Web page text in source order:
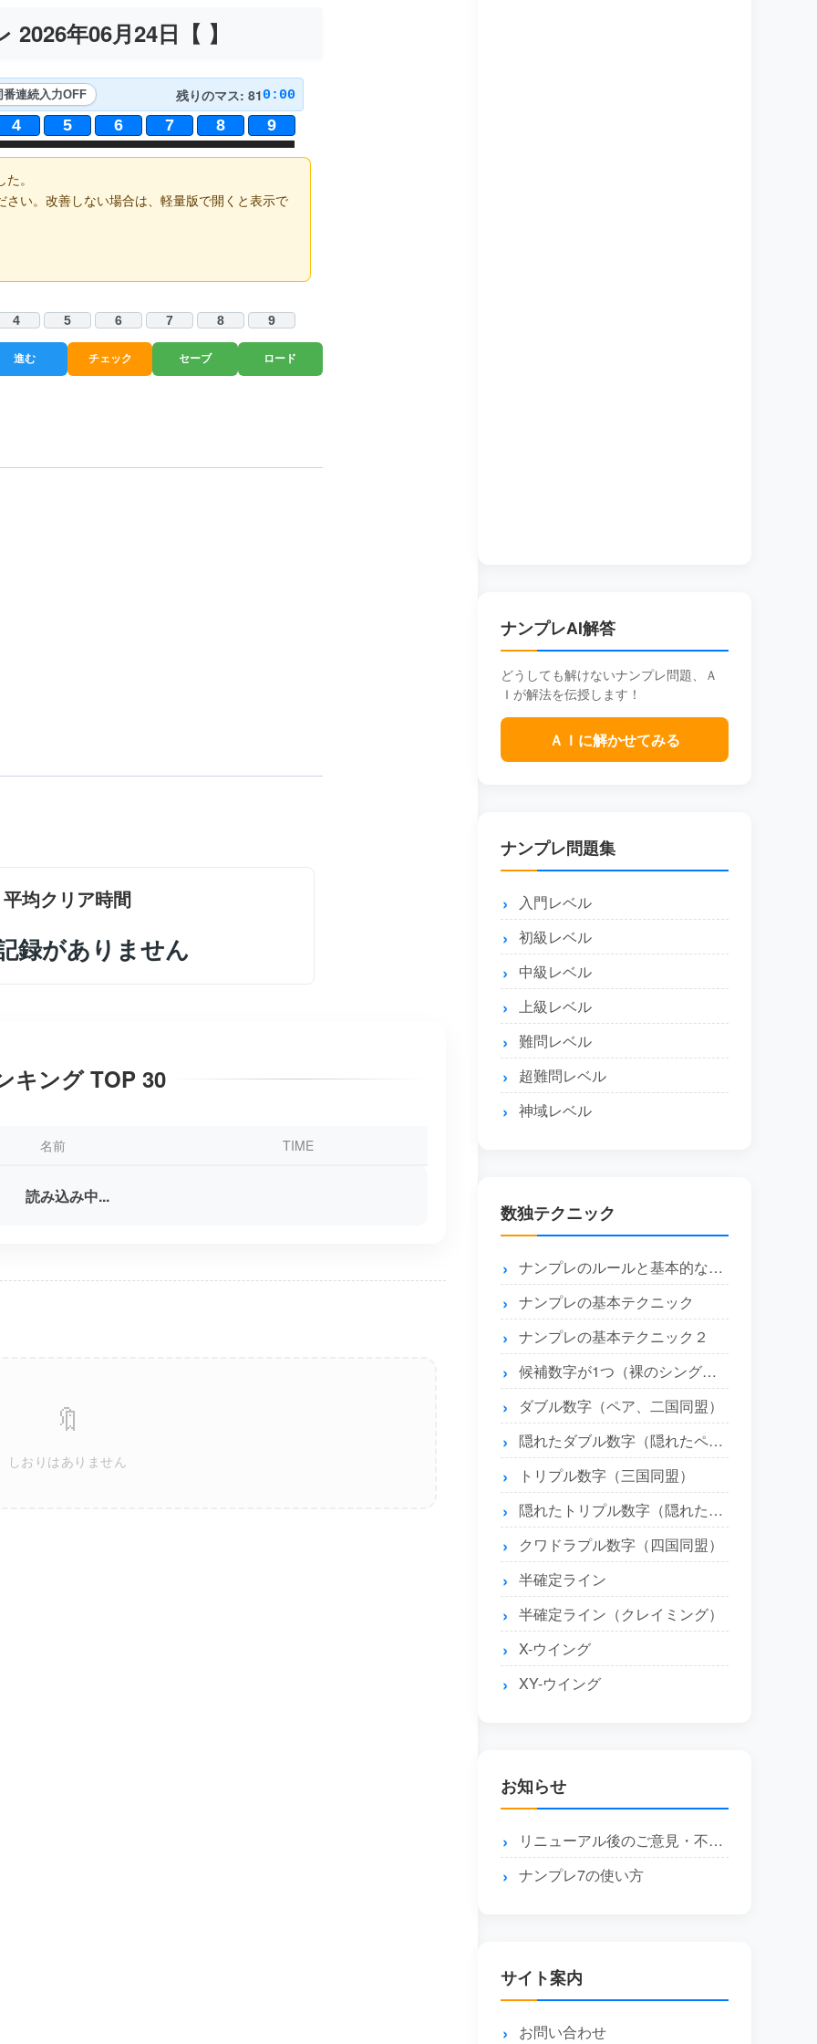
2026年06月24日【 】
番連続入力OFF 残りのマス: 810:00
4 5 6 7 8 9
。
さい。改善しない場合は、軽量版で開くと表示で
4 5 6 7 8 9
進む チェック セーブ ロード
平均クリア時間
録がありません
キング TOP 30
名前 TIME
読み込み中...
🔖
しおりはありません
ナンプレAI解答
どうしても解けないナンプレ問題、Ａ
Ｉが解法を伝授します！
ＡＩに解かせてみる
ナンプレ問題集
入門レベル
初級レベル
中級レベル
上級レベル
難問レベル
超難問レベル
神域レベル
数独テクニック
ナンプレのルールと基本的な解き方
ナンプレの基本テクニック
ナンプレの基本テクニック２
候補数字が1つ（裸のシングル）とエリア内に1つ（隠れたシングル）
ダブル数字（ペア、二国同盟）
隠れたダブル数字（隠れたペア）
トリプル数字（三国同盟）
隠れたトリプル数字（隠れたトリプル）
クワドラプル数字（四国同盟）
半確定ライン
半確定ライン（クレイミング）
X-ウイング
XY-ウイング
お知らせ
リニューアル後のご意見・不具合報告はこちら
ナンプレ7の使い方
サイト案内
お問い合わせ